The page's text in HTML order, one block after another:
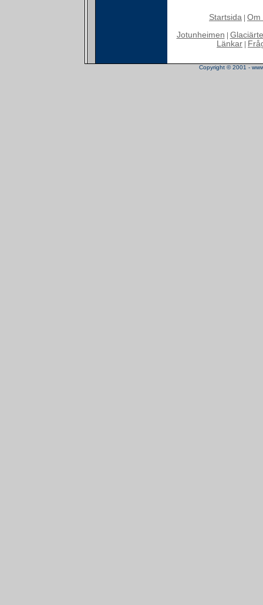
Startsida Om
Jotunheimen
Länkar
Copyright © 2001 -